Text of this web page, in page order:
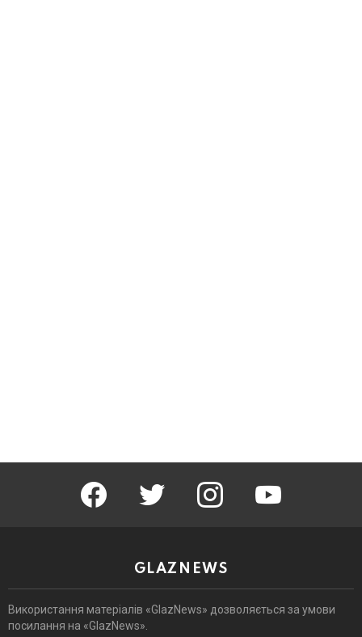
facebook twitter instagram youtube
GLAZNEWS
Використання матеріалів «GlazNews» дозволяється за умови
посилання на «GlazNews».